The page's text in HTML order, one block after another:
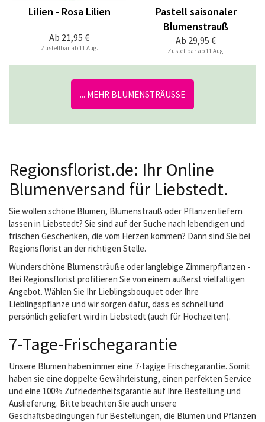
Ab 21,95 €
Lilien - Rosa Lilien
Zustellbar ab 11 Aug.
Ab 29,95 €
Pastell saisonaler
Blumenstrauß
Zustellbar ab 11 Aug.
... MEHR BLUMENSTRÄUSSE
Regionsflorist.de: Ihr Online
Blumenversand für Liebstedt.
Sie wollen schöne Blumen, Blumenstrauß oder Pflanzen liefern
lassen in Liebstedt? Sie sind auf der Suche nach lebendigen und
frischen Geschenken, die vom Herzen kommen? Dann sind Sie bei
Regionsflorist an der richtigen Stelle.
Wunderschöne Blumensträuße oder langlebige Zimmerpflanzen -
Bei Regionsflorist profitieren Sie von einem äußerst vielfältigen
Angebot. Wählen Sie Ihr Lieblingsbouquet oder Ihre
Lieblingspflanze und wir sorgen dafür, dass es schnell und
persönlich geliefert wird in Liebstedt (auch für Hochzeiten).
7-Tage-Frischegarantie
Unsere Blumen haben immer eine 7-tägige Frischegarantie. Somit
haben sie eine doppelte Gewährleistung, einen perfekten Service
und eine 100% Zufriedenheitsgarantie auf Ihre Bestellung und
Auslieferung. Bitte beachten Sie auch unsere
Geschäftsbedingungen für Bestellungen, die Blumen und Pflanzen